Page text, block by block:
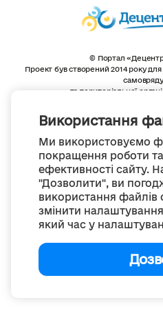
Використання
Ми використовуємо
покращення роботи
ефективності сайту.
"Дозволити", ви
використання
змінити
який час у
© Портал
Проект був створений 2014 року
та територіальної
Весь контент
Creative Commons
якщо не